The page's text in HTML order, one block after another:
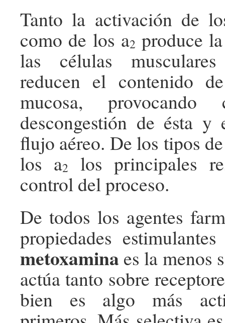
Tanto la activación de
como de los a2 produce
las células
reducen el contenido
mucosa,
descongestión de ésta y
flujo aéreo. De los tipos
los a2
los principales
control del proceso.
De todos los agentes
propiedades estimulantes
metoxamina es la menos
actúa tanto sobre
bien es algo más